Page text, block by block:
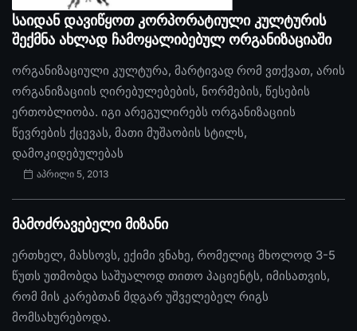
საიდან დავიწყოთ კორპორატიული კულტურის
შექმნა ახლად ჩამოყალიბებულ ორგანიზაციაში
ორგანიზაციული კულტურა, მარტივად რომ ვთქვათ, არის
ორგანიზაციის ღირებულებების, ნორმების, წესების
ერთობლიობა. იგი არეგულირებს ორგანიზაციის
წევრების ქცევას, მათი მუშაობის სტილს,
დამოკიდებულებას
აპრილი 5, 2013
მამოძრავებელი მიზანი
ერთხელ, მახსოვს, ექიმი ვნახე, რომელიც მხოლოდ 3-5
წუთს უთმობდა საშუალოდ თითო პაციენტს, იმისათვის,
რომ მის კარებთან მდგარ უშველებელ რიგს
მომსახურებოდა.